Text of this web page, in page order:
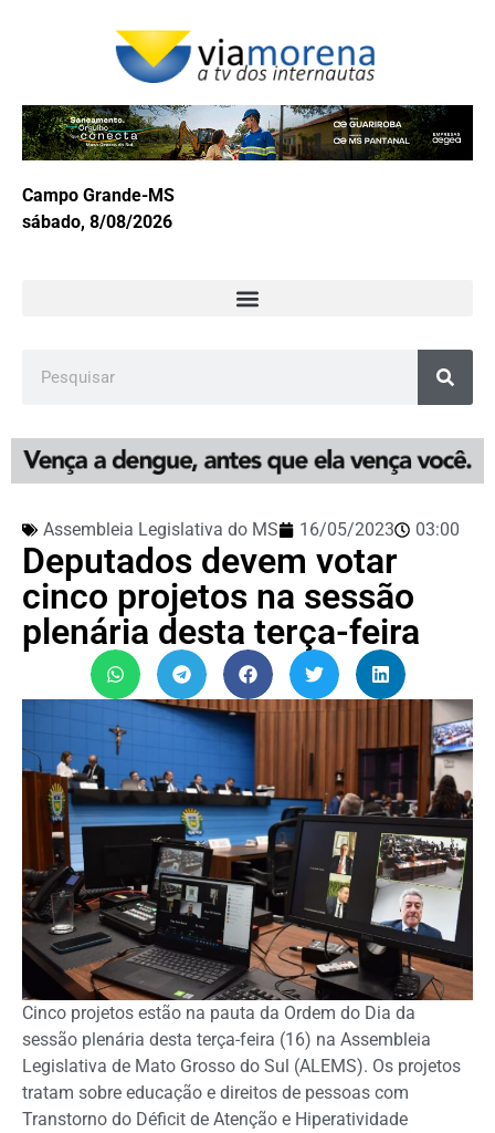
Campo Grande-MS
sábado, 8/08/2026
Assembleia Legislativa do MS 16/05/2023 03:00
Deputados devem votar
cinco projetos na sessão
plenária desta terça-feira
Cinco projetos estão na pauta da Ordem do Dia da
sessão plenária desta terça-feira (16) na Assembleia
Legislativa de Mato Grosso do Sul (ALEMS). Os projetos
tratam sobre educação e direitos de pessoas com
Transtorno do Déficit de Atenção e Hiperatividade